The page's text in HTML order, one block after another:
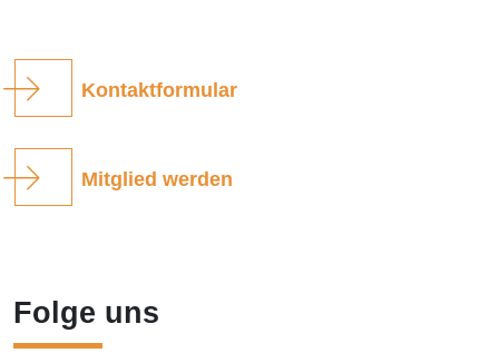
Kontaktformular
Mitglied werden
Folge uns